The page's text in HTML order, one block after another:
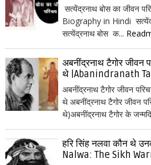
सत्येंद्रनाथ बोस का जीवन
Biography in Hindi
सत्येंद्रनाथ बोस क...
अबनींद्रनाथ टैगोर जीवन
थे |Abanindranath
अबनींद्रनाथ टैगोर जीवन
थे अबनींद्रनाथ टैगोर जीवन
थे)अबनींद्रनाथ टैगोर के
हरि सिंह नलवा कौन थे
Nalwa: The Sikh